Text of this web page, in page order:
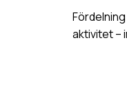
aktivitet –